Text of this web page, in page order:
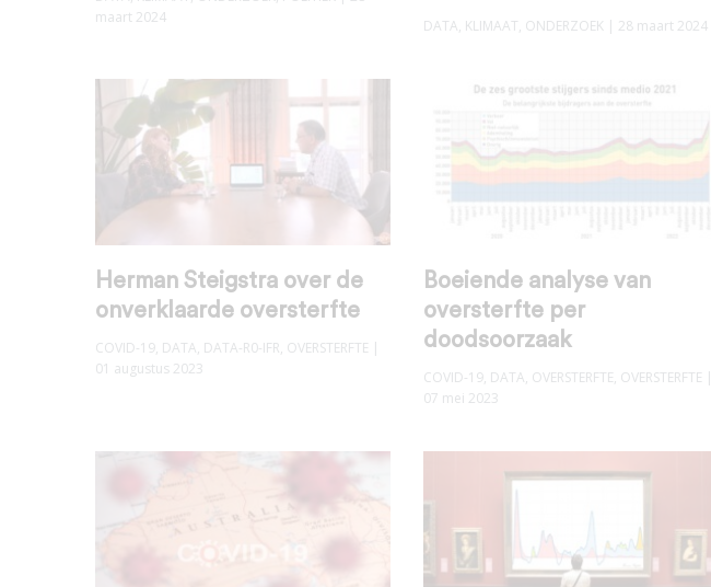
maart 2024
DATA, KLIMAAT, ONDERZOEK | 28 maart 2024
Herman Steigstra over de
onverklaarde oversterfte
COVID-19, DATA, DATA-R0-IFR, OVERSTERFTE |
01 augustus 2023
Boeiende analyse van
oversterfte per
doodsoorzaak
COVID-19, DATA, OVERSTERFTE, OVERSTERFTE |
07 mei 2023